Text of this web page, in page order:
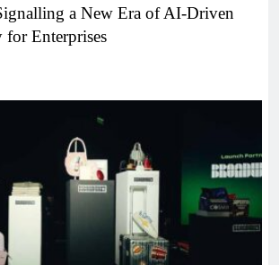
a New Era of AI-Driven
for Enterprises